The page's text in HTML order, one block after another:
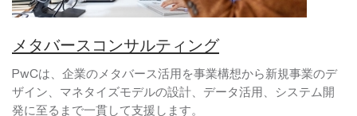
メタバースコンサルティング
PwCは、企業のメタバース活用を事業構想から新規事業のデ
ザイン、マネタイズモデルの設計、データ活用、システム開
発に至るまで一貫して支援します。